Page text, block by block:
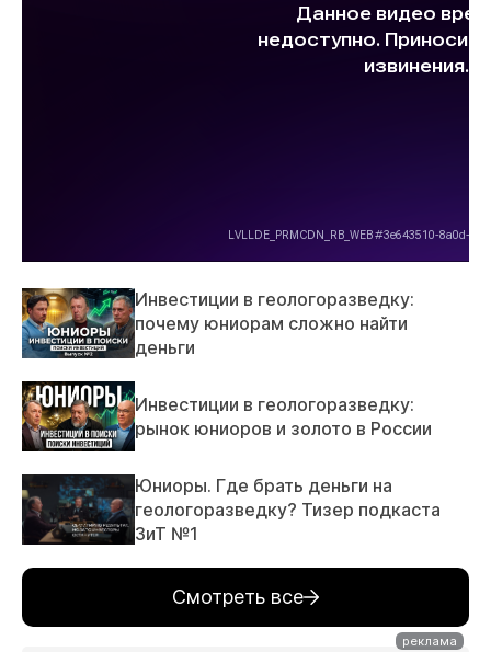
Инвестиции в геологоразведку:
почему юниорам сложно найти
деньги
Инвестиции в геологоразведку:
рынок юниоров и золото в России
Юниоры. Где брать деньги на
геологоразведку? Тизер подкаста
ЗиТ №1
Смотреть все